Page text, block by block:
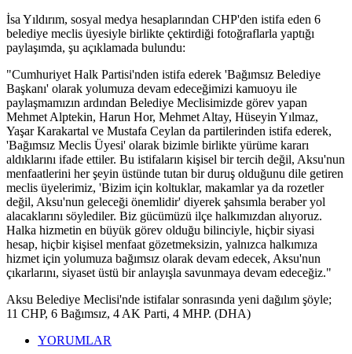
İsa Yıldırım, sosyal medya hesaplarından CHP'den istifa eden 6
belediye meclis üyesiyle birlikte çektirdiği fotoğraflarla yaptığı
paylaşımda, şu açıklamada bulundu:
"Cumhuriyet Halk Partisi'nden istifa ederek 'Bağımsız Belediye
Başkanı' olarak yolumuza devam edeceğimizi kamuoyu ile
paylaşmamızın ardından Belediye Meclisimizde görev yapan
Mehmet Alptekin, Harun Hor, Mehmet Altay, Hüseyin Yılmaz,
Yaşar Karakartal ve Mustafa Ceylan da partilerinden istifa ederek,
'Bağımsız Meclis Üyesi' olarak bizimle birlikte yürüme kararı
aldıklarını ifade ettiler. Bu istifaların kişisel bir tercih değil, Aksu'nun
menfaatlerini her şeyin üstünde tutan bir duruş olduğunu dile getiren
meclis üyelerimiz, 'Bizim için koltuklar, makamlar ya da rozetler
değil, Aksu'nun geleceği önemlidir' diyerek şahsımla beraber yol
alacaklarını söylediler. Biz gücümüzü ilçe halkımızdan alıyoruz.
Halka hizmetin en büyük görev olduğu bilinciyle, hiçbir siyasi
hesap, hiçbir kişisel menfaat gözetmeksizin, yalnızca halkımıza
hizmet için yolumuza bağımsız olarak devam edecek, Aksu'nun
çıkarlarını, siyaset üstü bir anlayışla savunmaya devam edeceğiz."
Aksu Belediye Meclisi'nde istifalar sonrasında yeni dağılım şöyle;
11 CHP, 6 Bağımsız, 4 AK Parti, 4 MHP. (DHA)
YORUMLAR